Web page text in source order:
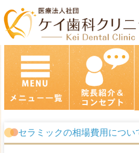
セラミックの相場費用につい